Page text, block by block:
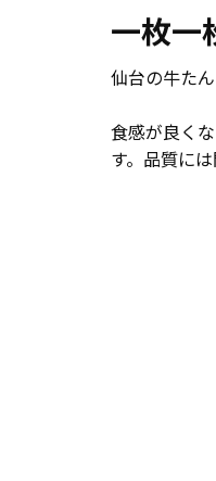
一枚一
仙台の牛た
食感が良く
す。品質に